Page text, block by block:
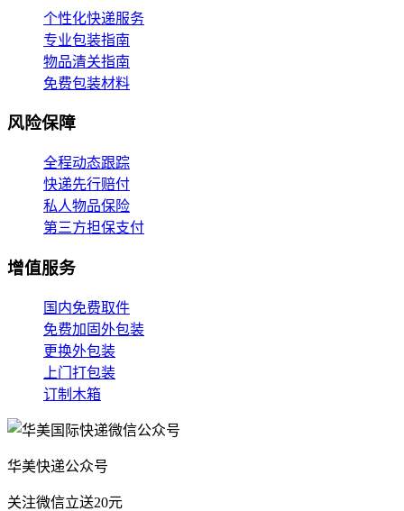
个性化快递服务
专业包装指南
物品清关指南
免费包装材料
风险保障
全程动态跟踪
快递先行赔付
私人物品保险
第三方担保支付
增值服务
国内免费取件
免费加固外包装
更换外包装
上门打包装
订制木箱
华美快递公众号
关注微信立送20元